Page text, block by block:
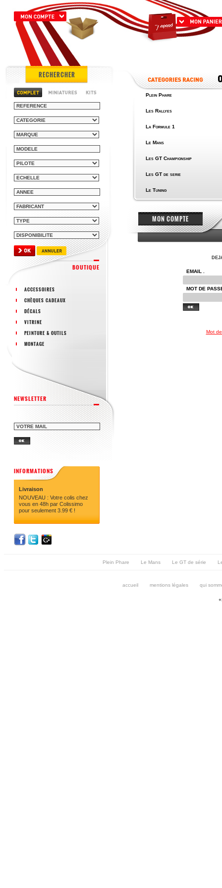
RECHERCHER
BOUTIQUE
ACCESSOIRES
CHÈQUES CADEAUX
DÉCALS
VITRINE
PEINTURE & OUTILS
MONTAGE
NEWSLETTER
INFORMATIONS
Livraison
NOUVEAU : Votre colis chez
vous en 48h par Colissimo
pour seulement 3.99 € !
Plein Phare
Les Rallyes
La Formule 1
Le Mans
Les GT Championship
Les GT de serie
Le Tuning
MON COMPTE
EMAIL .
MOT DE
Mot
Plein Phare Le Mans Le GT de série
accueil mentions légales qui